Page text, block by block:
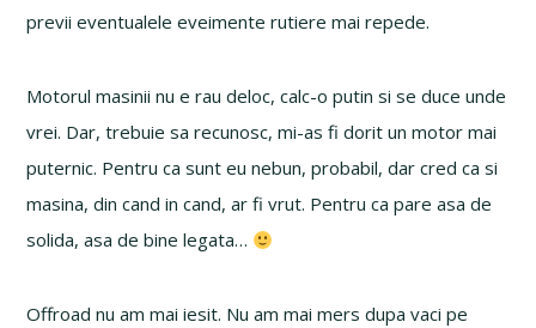
previi eventualele eveimente rutiere mai repede.
Motorul masinii nu e rau deloc, calc-o putin si se duce unde
vrei. Dar, trebuie sa recunosc, mi-as fi dorit un motor mai
puternic. Pentru ca sunt eu nebun, probabil, dar cred ca si
masina, din cand in cand, ar fi vrut. Pentru ca pare asa de
solida, asa de bine legata…
Offroad nu am mai iesit. Nu am mai mers dupa vaci pe